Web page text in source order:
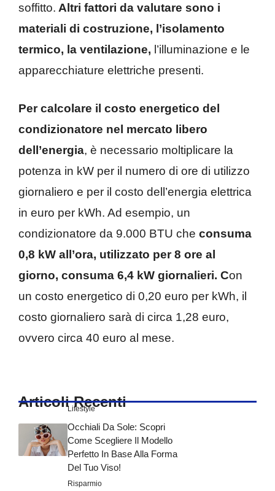
soffitto. Altri fattori da valutare sono i
materiali di costruzione, l’isolamento
termico, la ventilazione, l’illuminazione e le
apparecchiature elettriche presenti.
Per calcolare il costo energetico del
condizionatore nel mercato libero
dell’energia, è necessario moltiplicare la
potenza in kW per il numero di ore di utilizzo
giornaliero e per il costo dell’energia elettrica
in euro per kWh. Ad esempio, un
condizionatore da 9.000 BTU che consuma
0,8 kW all’ora, utilizzato per 8 ore al
giorno, consuma 6,4 kW giornalieri. Con
un costo energetico di 0,20 euro per kWh, il
costo giornaliero sarà di circa 1,28 euro,
ovvero circa 40 euro al mese.
Articoli Recenti
Lifestyle
Occhiali Da Sole: Scopri
Come Scegliere Il Modello
Perfetto In Base Alla Forma
Del Tuo Viso!
Risparmio